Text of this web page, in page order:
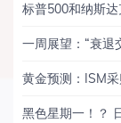
标普500和纳斯
一周展望：“衰退
黄金预测：ISM
黑色星期一！？